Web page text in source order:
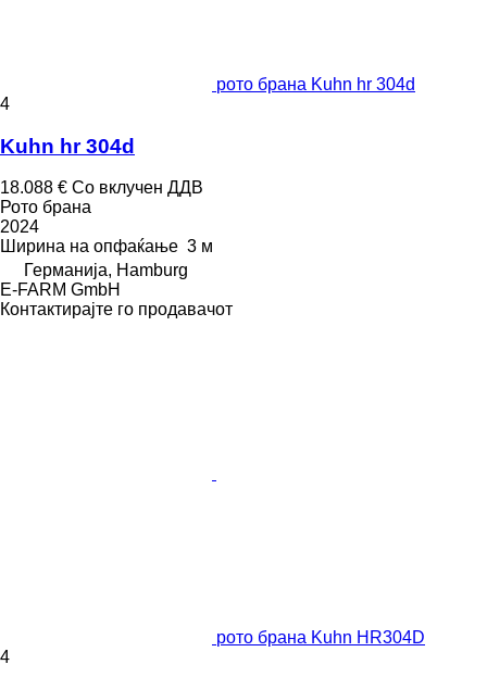
рото брана Kuhn hr 304d
4
Kuhn hr 304d
18.088 € Со вклучен ДДВ
Рото брана
2024
Ширина на опфаќање 3 м
Германија, Hamburg
E-FARM GmbH
Контактирајте го продавачот
рото брана Kuhn HR304D
4